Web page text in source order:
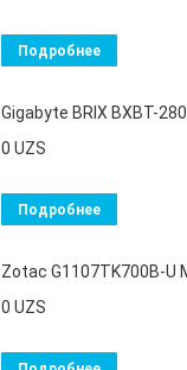
Подробнее
Gigabyte BRIX BXBT-
0 UZS
Подробнее
Zotac G1107TK700B-U
0 UZS